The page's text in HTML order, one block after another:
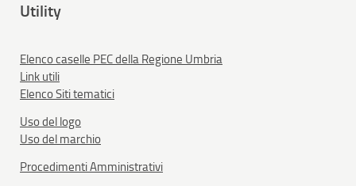
Utility
Elenco caselle PEC della Regione Umbria
Link utili
Elenco Siti tematici
Uso del logo
Uso del marchio
Procedimenti Amministrativi